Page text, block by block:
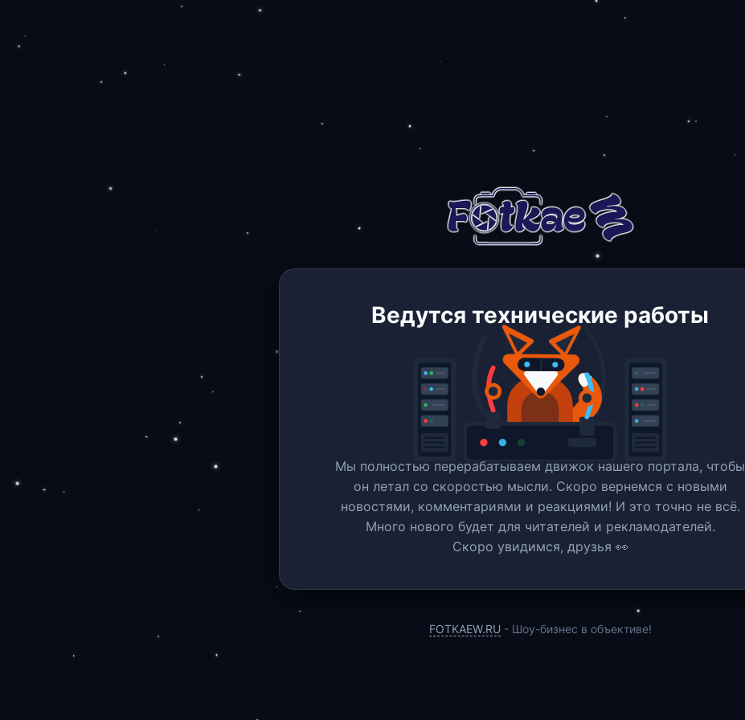
Ведутся технические работы
Мы полностью перерабатываем движок нашего портала, чтобы
он летал со скоростью мысли. Скоро вернемся c новыми
новостями, комментариями и реакциями! И это точно не всё.
Много нового будет для читателей и рекламодателей.
Скоро увидимся, друзья 👀
FOTKAEW.RU - Шоу-бизнес в объективе!